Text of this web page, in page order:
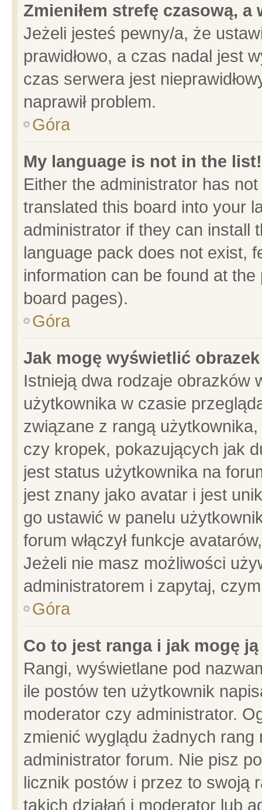
Zmieniłem strefę czasową,
Jeżeli jesteś pewny/a, że
prawidłowo, a czas nadal jest
czas serwera jest
naprawił problem.
Góra
My language is not in the list!
Either the administrator has
translated this board into your
administrator if they can install
language pack does not exist,
information can be found at
board pages).
Góra
Jak mogę wyświetlić
Istnieją dwa rodzaje obrazków
użytkownika w czasie
związane z rangą
czy kropek, pokazujących jak
jest status użytkownika na
jest znany jako avatar i jest
go ustawić w panelu
forum włączył funkcje
Jeżeli nie masz możliwości
administratorem i zapytaj,
Góra
Co to jest ranga i jak mogę
Rangi, wyświetlane pod
ile postów ten użytkownik
moderator czy administrator.
zmienić wyglądu żadnych
administrator forum. Nie pisz
licznik postów i przez to swoją
takich działań i moderator lub